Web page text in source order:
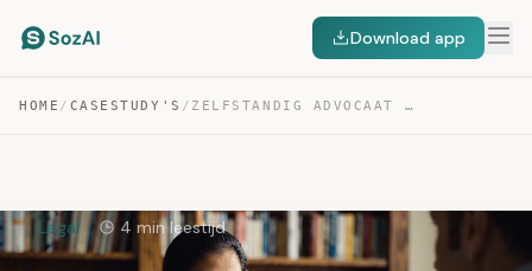
Download app
HOME / CASESTUDY'S / ZELFSTANDIG ADVOCAAT — TRANSCRIPTIE VAN CLIËNTGESPREKKEN
Legal 4 min leestijd